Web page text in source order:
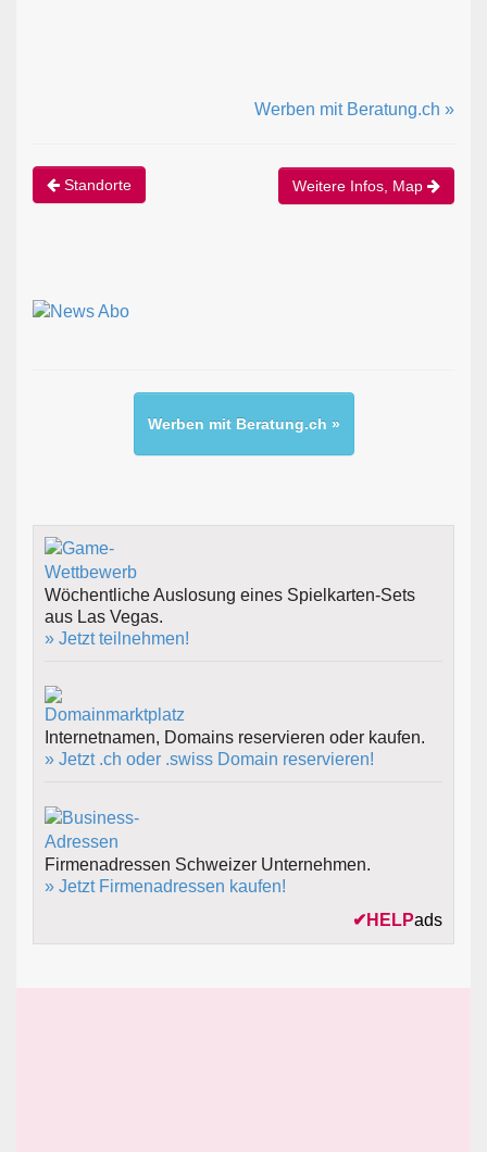
Werben mit Beratung.ch »
Standorte Weitere Infos, Map
Werben mit Beratung.ch »
Wöchentliche Auslosung eines Spielkarten-Sets
aus Las Vegas.
» Jetzt teilnehmen!
Internetnamen, Domains reservieren oder kaufen.
» Jetzt .ch oder .swiss Domain reservieren!
Firmenadressen Schweizer Unternehmen.
» Jetzt Firmenadressen kaufen!
✔ HELPads